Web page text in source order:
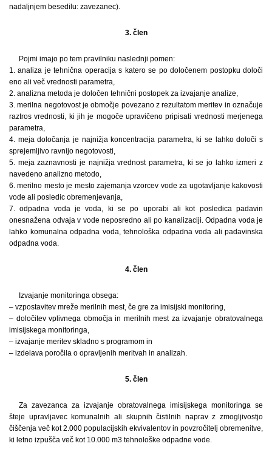
nadaljnjem besedilu: zavezanec).
3. člen
Pojmi imajo po tem pravilniku naslednji pomen:
1. analiza je tehnična operacija s katero se po določenem postopku določi
eno ali več vrednosti parametra,
2. analizna metoda je določen tehnični postopek za izvajanje analize,
3. merilna negotovost je območje povezano z rezultatom meritev in označuje
raztros vrednosti, ki jih je mogoče upravičeno pripisati vrednosti merjenega
parametra,
4. meja določanja je najnižja koncentracija parametra, ki se lahko določi s
sprejemljivo ravnijo negotovosti,
5. meja zaznavnosti je najnižja vrednost parametra, ki se jo lahko izmeri z
navedeno analizno metodo,
6. merilno mesto je mesto zajemanja vzorcev vode za ugotavljanje kakovosti
vode ali posledic obremenjevanja,
7. odpadna voda je voda, ki se po uporabi ali kot posledica padavin
onesnažena odvaja v vode neposredno ali po kanalizaciji. Odpadna voda je
lahko komunalna odpadna voda, tehnološka odpadna voda ali padavinska
odpadna voda.
4. člen
Izvajanje monitoringa obsega:
– vzpostavitev mreže merilnih mest, če gre za imisijski monitoring,
– določitev vplivnega območja in merilnih mest za izvajanje obratovalnega
imisijskega monitoringa,
– izvajanje meritev skladno s programom in
– izdelava poročila o opravljenih meritvah in analizah.
5. člen
Za zavezanca za izvajanje obratovalnega imisijskega monitoringa se
šteje upravljavec komunalnih ali skupnih čistilnih naprav z zmogljivostjo
čiščenja več kot 2.000 populacijskih ekvivalentov in povzročitelj obremenitve,
ki letno izpušča več kot 10.000 m3 tehnološke odpadne vode.